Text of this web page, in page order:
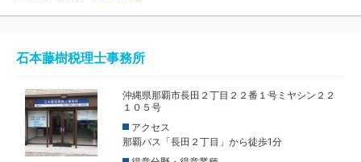
石本藤樹税理士事務所
沖縄県那覇市長田２丁目２２番１号ミヤシン２２
１０５号
アクセス
那覇バス「長田２丁目」から徒歩1分